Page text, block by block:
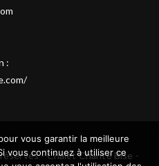
:
- Chalet Chante Bise -
vous garantir la meilleure
vous continuez à utiliser ce